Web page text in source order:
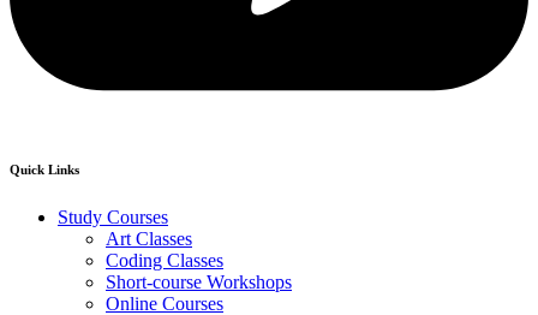
Quick Links
Study Courses
Art Classes
Coding Classes
Short-course Workshops
Online Courses